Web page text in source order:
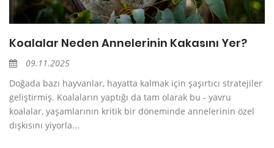
Koalalar Neden Annelerinin Kakasını Yer?
09.11.2025
Doğada bazı hayvanlar, hayatta kalmak için şaşırtıcı stratejiler
geliştirmiş. Koalaların yaptığı da tam olarak bu - yavru
koalalar, yaşamlarının kritik bir döneminde annelerinin özel
dışkısını yiyorla...